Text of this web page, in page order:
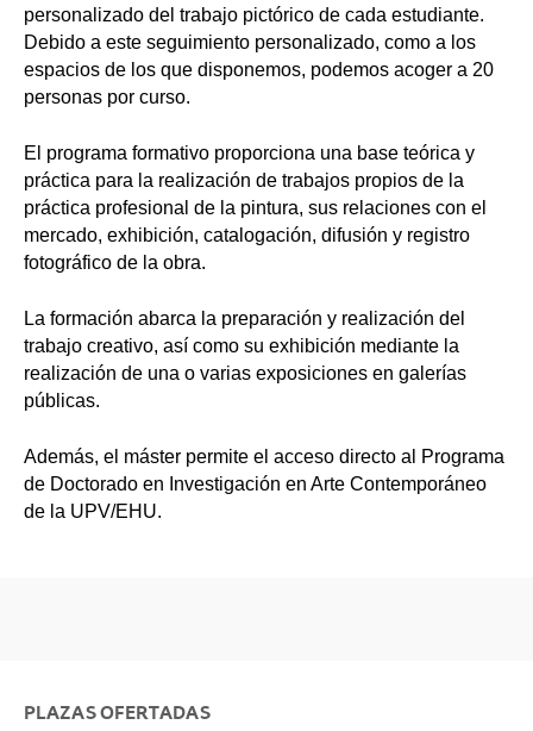
personalizado del trabajo pictórico de cada estudiante.
Debido a este seguimiento personalizado, como a los
espacios de los que disponemos, podemos acoger a 20
personas por curso.
El programa formativo proporciona una base teórica y
práctica para la realización de trabajos propios de la
práctica profesional de la pintura, sus relaciones con el
mercado, exhibición, catalogación, difusión y registro
fotográfico de la obra.
La formación abarca la preparación y realización del
trabajo creativo, así como su exhibición mediante la
realización de una o varias exposiciones en galerías
públicas.
Además, el máster permite el acceso directo al Programa
de Doctorado en Investigación en Arte Contemporáneo
de la UPV/EHU.
PLAZAS OFERTADAS